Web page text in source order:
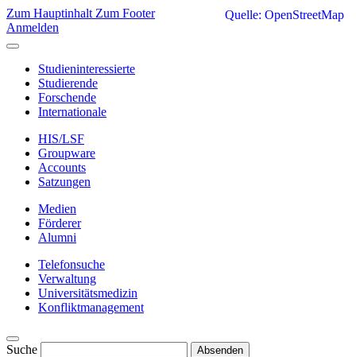
Zum Hauptinhalt Zum Footer
Anmelden
Studieninteressierte
Studierende
Forschende
Internationale
HIS/LSF
Groupware
Accounts
Satzungen
Medien
Förderer
Alumni
Telefonsuche
Verwaltung
Universitätsmedizin
Konfliktmanagement
Suche Absenden
Quelle: OpenStreetMap